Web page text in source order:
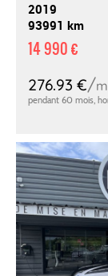
2019
93991 km
14 990 €